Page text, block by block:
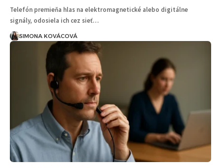
Telefón premieňa hlas na elektromagnetické alebo digitálne
signály, odosiela ich cez sieť…
SIMONA KOVÁCOVÁ